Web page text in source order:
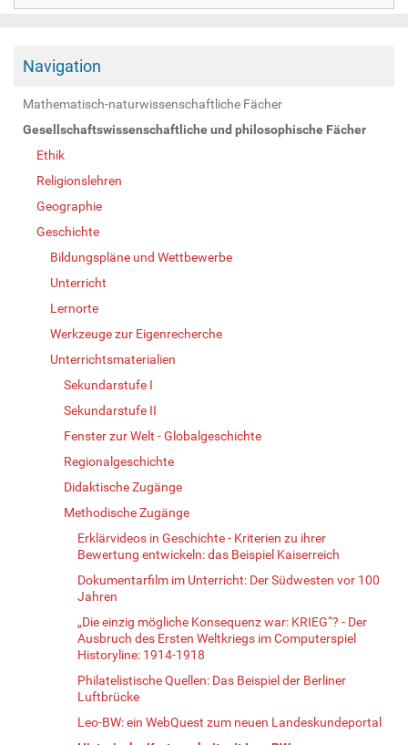
Navigation
Mathematisch-naturwissenschaftliche Fächer
Gesellschaftswissenschaftliche und philosophische Fächer
Ethik
Religionslehren
Geographie
Geschichte
Bildungspläne und Wettbewerbe
Unterricht
Lernorte
Werkzeuge zur Eigenrecherche
Unterrichtsmaterialien
Sekundarstufe I
Sekundarstufe II
Fenster zur Welt - Globalgeschichte
Regionalgeschichte
Didaktische Zugänge
Methodische Zugänge
Erklärvideos in Geschichte - Kriterien zu ihrer
Bewertung entwickeln: das Beispiel Kaiserreich
Dokumentarfilm im Unterricht: Der Südwesten vor 100
Jahren
„Die einzig mögliche Konsequenz war: KRIEG“? - Der
Ausbruch des Ersten Weltkriegs im Computerspiel
Historyline: 1914-1918
Philatelistische Quellen: Das Beispiel der Berliner
Luftbrücke
Leo-BW: ein WebQuest zum neuen Landeskundeportal